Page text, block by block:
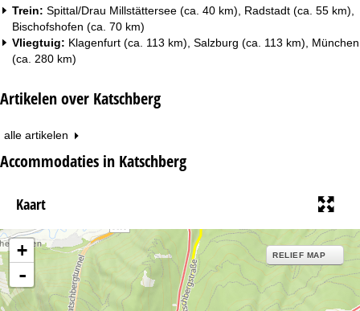
Trein: Spittal/Drau Millstättersee (ca. 40 km), Radstadt (ca. 55 km),
Bischofshofen (ca. 70 km)
Vliegtuig: Klagenfurt (ca. 113 km), Salzburg (ca. 113 km), München
(ca. 280 km)
Artikelen over Katschberg
alle artikelen
Accommodaties in Katschberg
Kaart
+
-
RELIEF MAP